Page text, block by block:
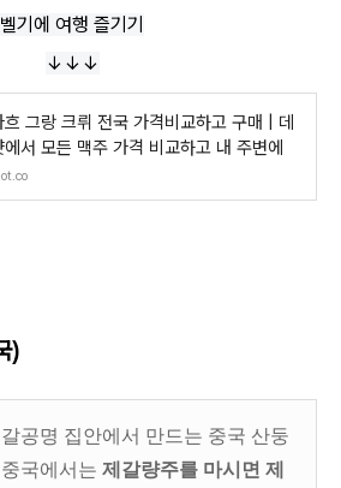
벨기에 여행 즐기기
↓↓↓
흐 그랑 크뤼 전국 가격비교하고 구매 | 데
에서 모든 맥주 가격 비교하고 내 주변에
)
갈공명 집안에서 만드는 중국 산둥
국에서는 제갈량주를 마시면 제